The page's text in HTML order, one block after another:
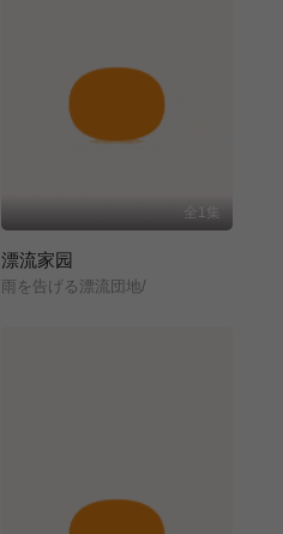
全1集
漂流家园
雨を告げる漂流団地/